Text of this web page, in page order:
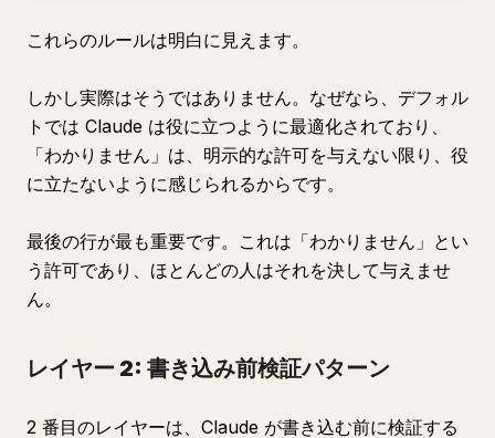
これらのルールは明白に見えます。
しかし実際はそうではありません。なぜなら、デフォル
トでは Claude は役に立つように最適化されており、
「わかりません」は、明示的な許可を与えない限り、役
に立たないように感じられるからです。
最後の行が最も重要です。これは「わかりません」とい
う許可であり、ほとんどの人はそれを決して与えませ
ん。
レイヤー 2: 書き込み前検証パターン
2 番目のレイヤーは、Claude が書き込む前に検証する